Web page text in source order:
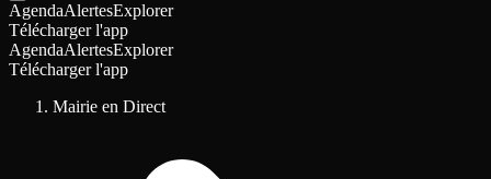
AgendaAlertesExplorer
Télécharger l'app
AgendaAlertesExplorer
Télécharger l'app
Mairie en Direct